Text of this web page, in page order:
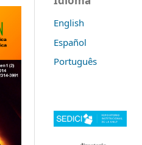
English
Español
Português